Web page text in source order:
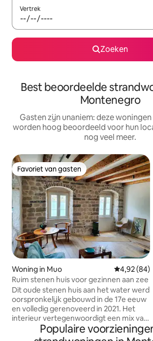
Vertrek
Zoeken
Best beoordeelde
Montenegro
Gasten zijn unaniem: deze
worden hoog beoordeeld voor hun
nog veel meer.
Favoriet van gasten
Favoriet van gasten
Woning in Muo
4,92 (84)
Ruim stenen huis voor gezinnen aan zee
Dit oude stenen huis aan het water werd
oorspronkelijk gebouwd in de 17e eeuw
en volledig gerenoveerd in 2021. Het
interieur vertegenwoordigt een mix van
een traditionele mediterrane stijl en
stenen rustiek met moderne
Populaire